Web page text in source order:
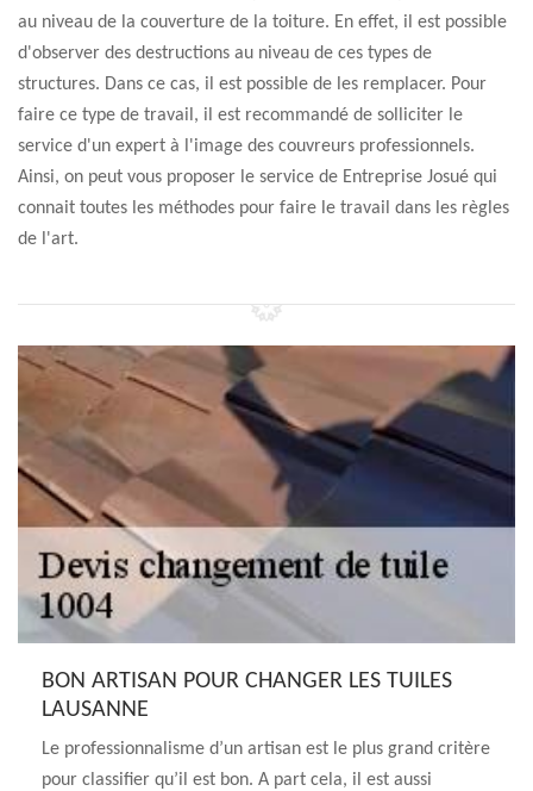
au niveau de la couverture de la toiture. En effet, il est possible
d'observer des destructions au niveau de ces types de
structures. Dans ce cas, il est possible de les remplacer. Pour
faire ce type de travail, il est recommandé de solliciter le
service d'un expert à l'image des couvreurs professionnels.
Ainsi, on peut vous proposer le service de Entreprise Josué qui
connait toutes les méthodes pour faire le travail dans les règles
de l'art.
BON ARTISAN POUR CHANGER LES TUILES
LAUSANNE
Le professionnalisme d’un artisan est le plus grand critère
pour classifier qu’il est bon. A part cela, il est aussi